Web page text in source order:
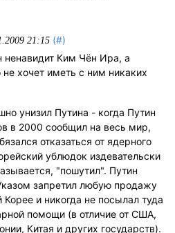
21:15 (#)
ненавидит Ким Чён Ира, а
хочет иметь с ним никаких
унизил Путина - когда Путин
в 2000 сообщил на весь мир,
отказаться от ядерного
ублюдок издевательски
"пошутил". Путин
запретил любую продажу
и никогда не посылал туда
помощи (в отличие от США,
Китая и других государств).